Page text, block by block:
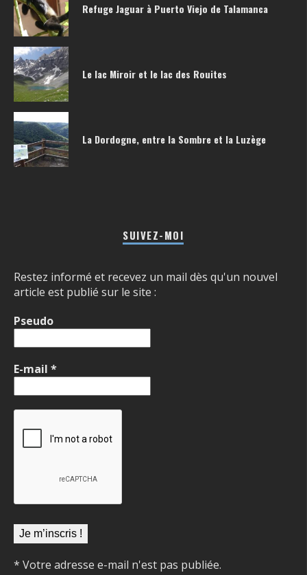
Refuge Jaguar à Puerto Viejo de Talamanca
Le lac Miroir et le lac des Rouites
La Dordogne, entre la Sombre et la Luzège
SUIVEZ-MOI
Restez informé et recevez un mail dès qu'un nouvel
article est publié sur le site :
Pseudo
E-mail *
* Votre adresse e-mail n'est pas publiée.